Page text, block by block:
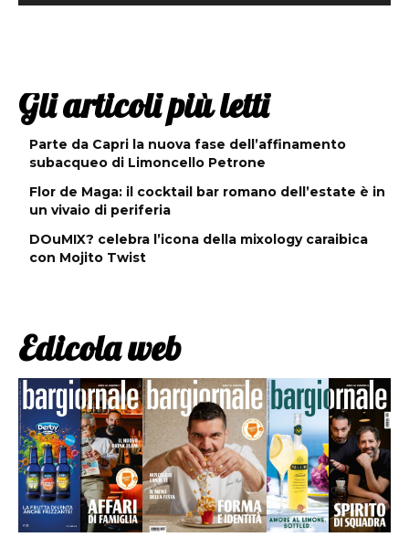
Gli articoli più letti
Parte da Capri la nuova fase dell’affinamento
subacqueo di Limoncello Petrone
Flor de Maga: il cocktail bar romano dell’estate è in
un vivaio di periferia
DOuMIX? celebra l’icona della mixology caraibica
con Mojito Twist
Edicola web